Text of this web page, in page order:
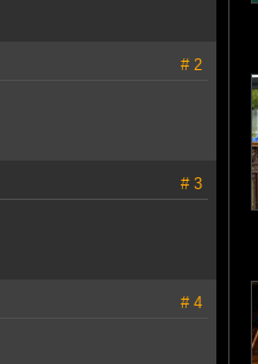
# 2
# 3
# 4